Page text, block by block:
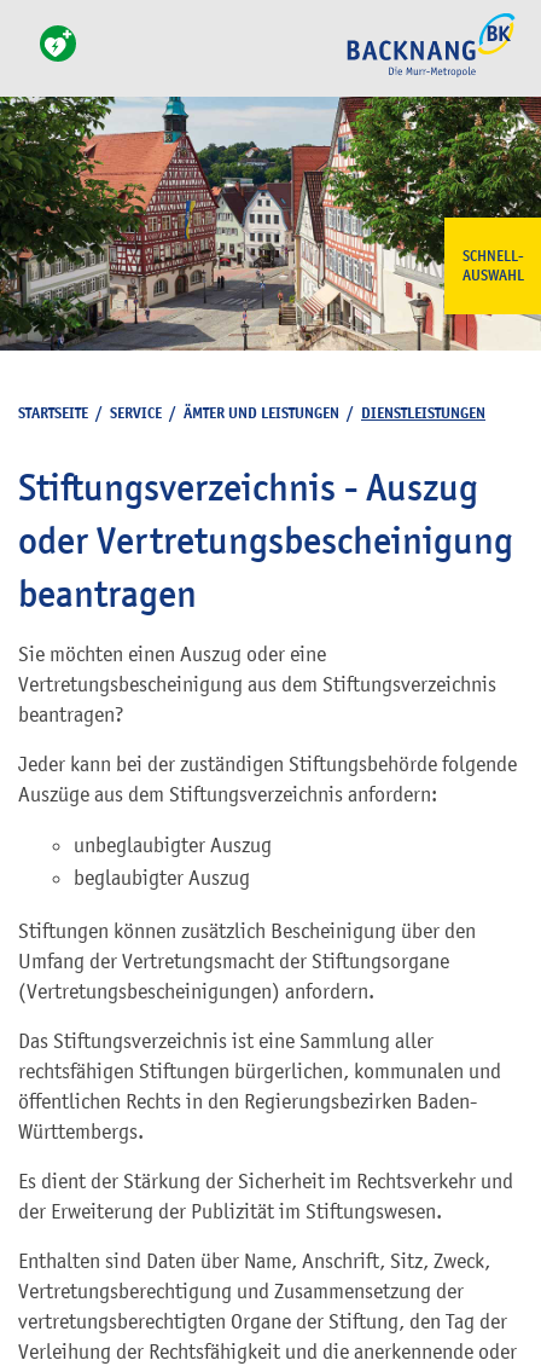
SCHNELL-
AUSWAHL
STARTSEITE / SERVICE / ÄMTER UND LEISTUNGEN / DIENSTLEISTUNGEN
Stiftungsverzeichnis - Auszug
oder Vertretungsbescheinigung
beantragen
Sie möchten einen Auszug oder eine
Vertretungsbescheinigung aus dem Stiftungsverzeichnis
beantragen?
Jeder kann bei der zuständigen Stiftungsbehörde folgende
Auszüge aus dem Stiftungsverzeichnis anfordern:
unbeglaubigter Auszug
beglaubigter Auszug
Stiftungen können zusätzlich Bescheinigung über den
Umfang der Vertretungsmacht der Stiftungsorgane
(Vertretungsbescheinigungen) anfordern.
Das Stiftungsverzeichnis ist eine Sammlung aller
rechtsfähigen Stiftungen bürgerlichen, kommunalen und
öffentlichen Rechts in den Regierungsbezirken Baden-
Württembergs.
Es dient der Stärkung der Sicherheit im Rechtsverkehr und
der Erweiterung der Publizität im Stiftungswesen.
Enthalten sind Daten über Name, Anschrift, Sitz, Zweck,
Vertretungsberechtigung und Zusammensetzung der
vertretungsberechtigten Organe der Stiftung, den Tag der
Verleihung der Rechtsfähigkeit und die anerkennende oder